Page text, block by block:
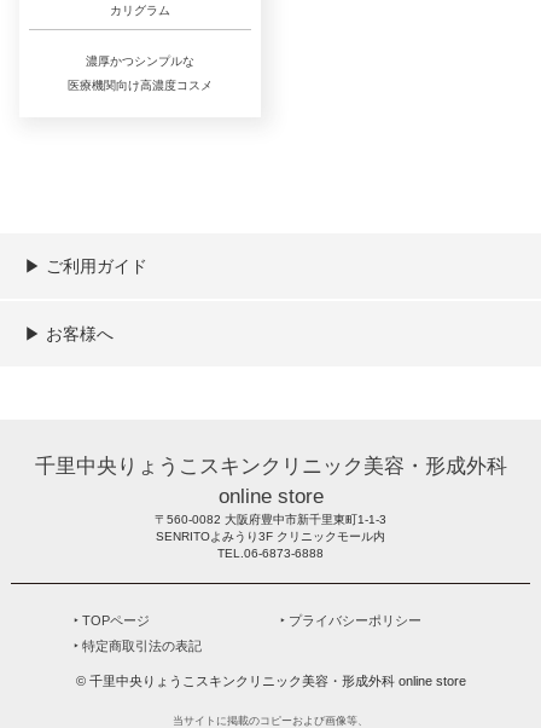
カリグラム
濃厚かつシンプルな
医療機関向け高濃度コスメ
▶︎ ご利用ガイド
ご利用ガイド
決済／配送／送料について
取り扱い商品一覧
顧客情報の取扱について
特定商取引法の表記
▶︎ お客様へ
千里中央りょうこスキンクリニック美容・形成外科
online store
〒560-0082 大阪府豊中市新千里東町1-1-3
SENRITOよみうり3F クリニックモール内
TEL.06-6873-6888
‣ TOPページ
‣ プライバシーポリシー
‣ 特定商取引法の表記
© 千里中央りょうこスキンクリニック美容・形成外科 online store
当サイトに掲載のコピーおよび画像等、